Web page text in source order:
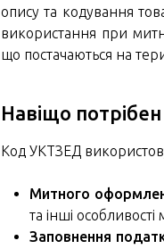
опису та кодування
використання при
що постачаються на
Навіщо
Код УКТЗЕД
Митного
та інші
Заповнення